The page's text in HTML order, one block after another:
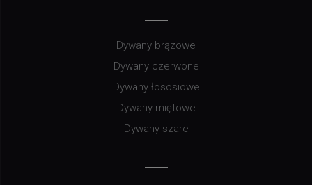
Dywany brązowe
Dywany czerwone
Dywany łososiowe
Dywany miętowe
Dywany szare